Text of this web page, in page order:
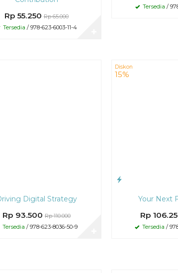
Rp 55.250 Rp 65.000
Tersedia / 978-623-6003-11-4
Tersedia /
Digital Strategy
Rp 93.500 Rp 110.000
Tersedia / 978-623-8036-50-9
Diskon
15%
Your Next
Rp
Tersedia /